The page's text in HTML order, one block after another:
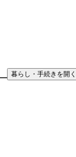
暮らし・手続きを開く